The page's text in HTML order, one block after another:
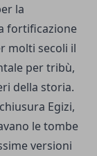
la
fortificazione
molti secoli il
per tribù,
della storia.
Egizi,
le tombe
versioni